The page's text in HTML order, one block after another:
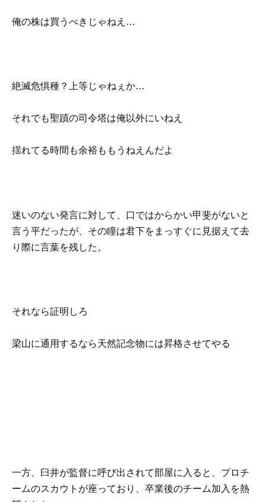
俺の株は買うべきじゃねえ…
絶滅危惧種？上等じゃねぇか…
それでも聖蹟の司令塔は俺以外にいねえ
揺れてる時間も余裕ももうねえんだよ
迷いのない発言に対して、口ではからかい甲斐がないと
言う平だったが、その瞳は君下をまっすぐに見据えて去
り際に言葉を残した。
それなら証明しろ
梁山に通用するなら天然記念物には昇格させてやる
一方、臼井が監督に呼び出されて部屋に入ると、プロチ
ームのスカウトが座っており、卒業後のチーム加入を熱